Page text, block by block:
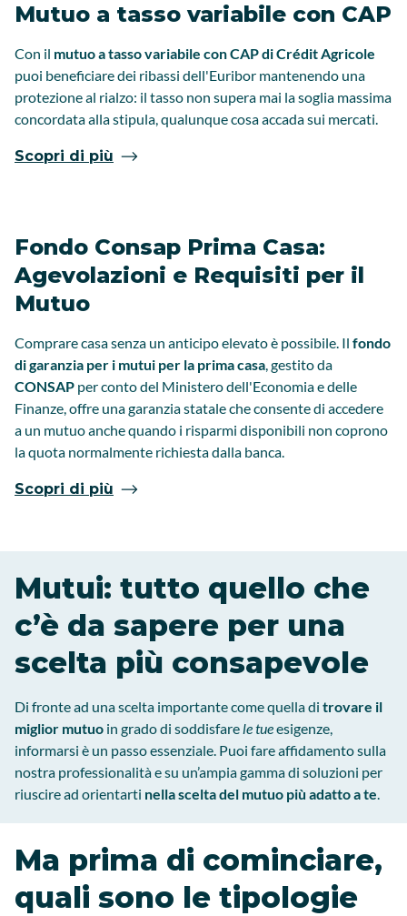
Mutuo a tasso variabile con CAP
Con il mutuo a tasso variabile con CAP di Crédit Agricole
puoi beneficiare dei ribassi dell'Euribor mantenendo una
protezione al rialzo: il tasso non supera mai la soglia massima
concordata alla stipula, qualunque cosa accada sui mercati.
Scopri di più
Fondo Consap Prima Casa:
Agevolazioni e Requisiti per il
Mutuo
Comprare casa senza un anticipo elevato è possibile. Il fondo
di garanzia per i mutui per la prima casa, gestito da
CONSAP per conto del Ministero dell'Economia e delle
Finanze, offre una garanzia statale che consente di accedere
a un mutuo anche quando i risparmi disponibili non coprono
la quota normalmente richiesta dalla banca.
Scopri di più
Mutui: tutto quello che
c’è da sapere per una
scelta più consapevole
Di fronte ad una scelta importante come quella di trovare il
miglior mutuo in grado di soddisfarele tueesigenze,
informarsi è un passo essenziale. Puoi fare affidamento sulla
nostra professionalità e su un’ampia gamma di soluzioni per
riuscire ad orientarti nella scelta del mutuo più adatto a te.
Ma prima di cominciare,
quali sono le tipologie